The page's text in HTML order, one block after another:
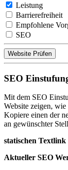
Leistung
Barrierefreiheit
Empfohlene
SEO
Website Prüfen
SEO
Mit dem SEO
Website zeigen,
Kopiere einen der
an gewünschter
statischen Textlink
Aktueller SEO